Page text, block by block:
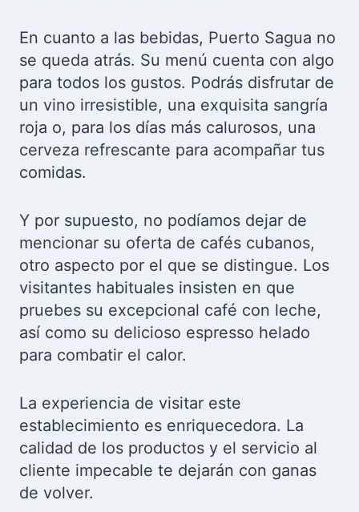
En cuanto a las bebidas, Puerto Sagua no
se queda atrás. Su menú cuenta con algo
para todos los gustos. Podrás disfrutar de
un vino irresistible, una exquisita sangría
roja o, para los días más calurosos, una
cerveza refrescante para acompañar tus
comidas.
Y por supuesto, no podíamos dejar de
mencionar su oferta de cafés cubanos,
otro aspecto por el que se distingue. Los
visitantes habituales insisten en que
pruebes su excepcional café con leche,
así como su delicioso espresso helado
para combatir el calor.
La experiencia de visitar este
establecimiento es enriquecedora. La
calidad de los productos y el servicio al
cliente impecable te dejarán con ganas
de volver.